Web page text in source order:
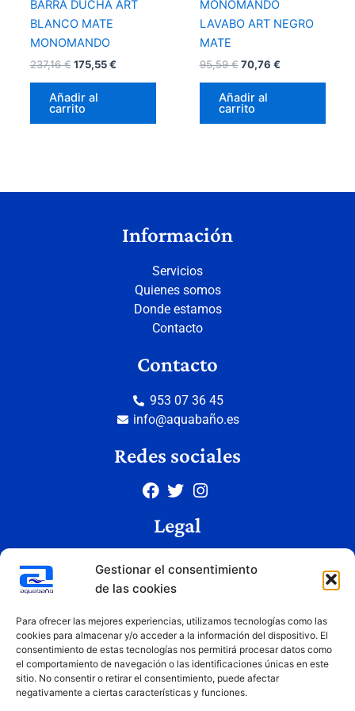
Gestionar el consentimiento
de las cookies
Para ofrecer las mejores experiencias, utilizamos tecnologías como las
cookies para almacenar y/o acceder a la información del dispositivo. El
consentimiento de estas tecnologías nos permitirá procesar datos como
el comportamiento de navegación o las identificaciones únicas en este
sitio. No consentir o retirar el consentimiento, puede afectar
negativamente a ciertas características y funciones.
BARRA DUCHA ART
BLANCO MATE
MONOMANDO
237,16€ 175,55€
Añadir al
carrito
MONOMANDO
LAVABO ART NEGRO
MATE
95,59€ 70,76 €
Añadir al
carrito
Información
Servicios
Quienes somos
Donde estamos
Contacto
Contacto
953 07 36 45
info@aquabaño.es
Redes sociales
Legal
Política de privacidad
Condiciones de uso
Copyright © 2026 Aquabaño | Todos los derechos reservados
Diseñado porInnovation Studio